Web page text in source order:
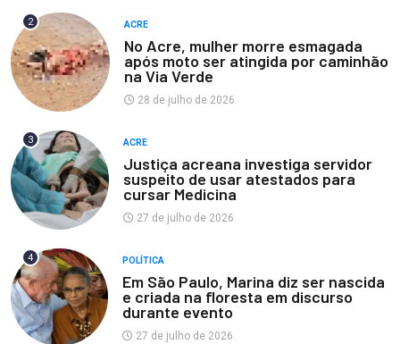
2 ACRE
No Acre, mulher morre esmagada
após moto ser atingida por caminhão
na Via Verde
28 de julho de 2026
3 ACRE
Justiça acreana investiga servidor
suspeito de usar atestados para
cursar Medicina
27 de julho de 2026
4 POLÍTICA
Em São Paulo, Marina diz ser nascida
e criada na floresta em discurso
durante evento
27 de julho de 2026